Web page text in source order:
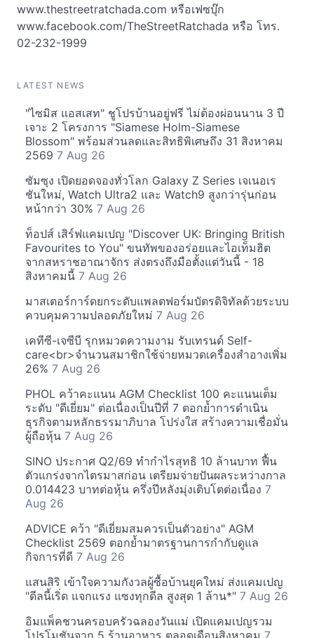
www.thestreetratchada.com หรือเฟซบุ๊ก
www.facebook.com/TheStreetRatchada หรือ โทร.
02-232-1999
LATEST NEWS
"ไซมิส แอสเสท" ชูโปรบ้านอยู่ฟรี ไม่ต้องผ่อนนาน 3 ปี
เจาะ 2 โครงการ "Siamese Holm-Siamese
Blossom" พร้อมส่วนลดและสิทธิพิเศษถึง 31 สิงหาคม
2569 7 Aug 26
ซัมซุง เปิดยอดจองทั่วโลก Galaxy Z Series เจเนอเร
ชันใหม่, Watch Ultra2 และ Watch9 สูงกว่ารุ่นก่อน
หน้ากว่า 30% 7 Aug 26
ท็อปส์ เสิร์ฟแคมเปญ "Discover UK: Bringing British
Favourites to You" ขนทัพของอร่อยและไอเท็มฮิต
จากสหราชอาณาจักร ส่งตรงถึงมือตั้งแต่วันนี้ - 18
สิงหาคมนี้ 7 Aug 26
มาสเตอร์การ์ดยกระดับแพลตฟอร์มบัตรดิจิทัลด้วยระบบ
ควบคุมความปลอดภัยใหม่ 7 Aug 26
เคทีซี-เจซีบี รุกหมวดความงาม รับเทรนด์ Self-
care<br>จำนวนสมาชิกใช้จ่ายหมวดเครื่องสำอางเพิ่ม
26% 7 Aug 26
PHOL คว้าคะแนน AGM Checklist 100 คะแนนเต็ม
ระดับ "ดีเยี่ยม" ต่อเนื่องเป็นปีที่ 7 ตอกย้ำการดำเนิน
ธุรกิจตามหลักธรรมาภิบาล โปร่งใส สร้างความเชื่อมั่น
ผู้ถือหุ้น 7 Aug 26
SINO ประกาศ Q2/69 ทำกำไรสุทธิ 10 ล้านบาท ฟื้น
ตัวแกร่งจากไตรมาสก่อน เตรียมจ่ายปันผลระหว่างกาล
0.014423 บาทต่อหุ้น ครึ่งปีหลังมุ่งเติบโตต่อเนื่อง 7
Aug 26
ADVICE คว้า "ดีเยี่ยมสมควรเป็นตัวอย่าง" AGM
Checklist 2569 ตอกย้ำมาตรฐานการกำกับดูแล
กิจการที่ดี 7 Aug 26
แสนสิริ เข้าใจความกังวลผู้ซื้อบ้านยุคใหม่ ส่งแคมเปญ
"ดีลนี้เริ่ด แจกแรง แซงทุกดีล สูงสุด 1 ล้าน*" 7 Aug 26
อิมแพ็คชวนครอบครัวฉลองวันแม่ เปิดแคมเปญรวม
โปรโมชันจาก 5 ร้านอาหาร ตลอดเดือนสิงหาคม 7